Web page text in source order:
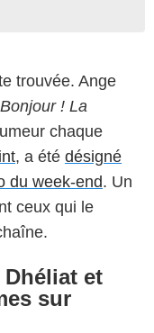
trouvée. Ange
Bonjour ! La
chaque
, a été désigné
du week-end. Un
ceux qui le
Dhéliat et
sur